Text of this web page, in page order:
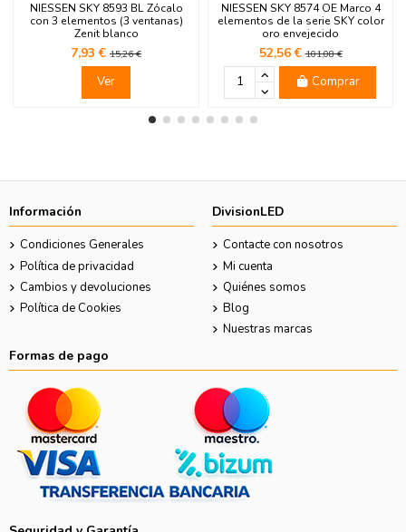
NIESSEN SKY 8593 BL Zócalo
con 3 elementos (3 ventanas)
Zenit blanco
7,93 € 15,26 €
Ver
NIESSEN SKY 8574 OE Marco 4
elementos de la serie SKY color
oro envejecido
52,56 €101,08 €
Comprar
Información
Condiciones Generales
Política de privacidad
Cambios y devoluciones
Política de Cookies
DivisionLED
Contacte con nosotros
Mi cuenta
Quiénes somos
Blog
Nuestras marcas
Formas de pago